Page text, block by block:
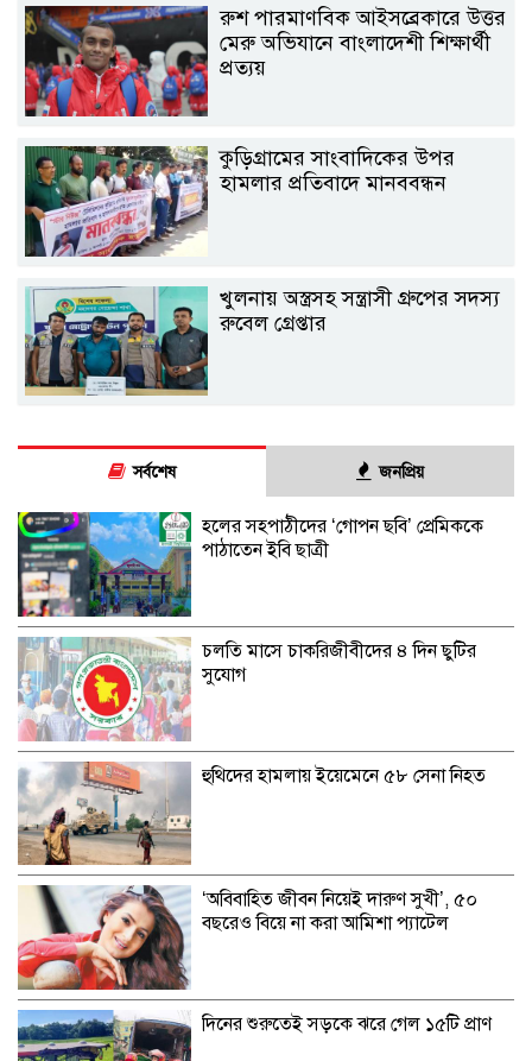
রুশ পারমাণবিক আইসব্রেকারে উত্তর
মেরু অভিযানে বাংলাদেশী শিক্ষার্থী
প্রত্যয়
কুড়িগ্রামের সাংবাদিকের উপর
হামলার প্রতিবাদে মানববন্ধন
খুলনায় অস্ত্রসহ সন্ত্রাসী গ্রুপের সদস্য
রুবেল গ্রেপ্তার
সর্বশেষ জনপ্রিয়
হলের সহপাঠীদের ‘গোপন ছবি’ প্রেমিককে
পাঠাতেন ইবি ছাত্রী
চলতি মাসে চাকরিজীবীদের ৪ দিন ছুটির
সুযোগ
হুথিদের হামলায় ইয়েমেনে ৫৮ সেনা নিহত
‘অবিবাহিত জীবন নিয়েই দারুণ সুখী’, ৫০
বছরেও বিয়ে না করা আমিশা প্যাটেল
দিনের শুরুতেই সড়কে ঝরে গেল ১৫টি প্রাণ